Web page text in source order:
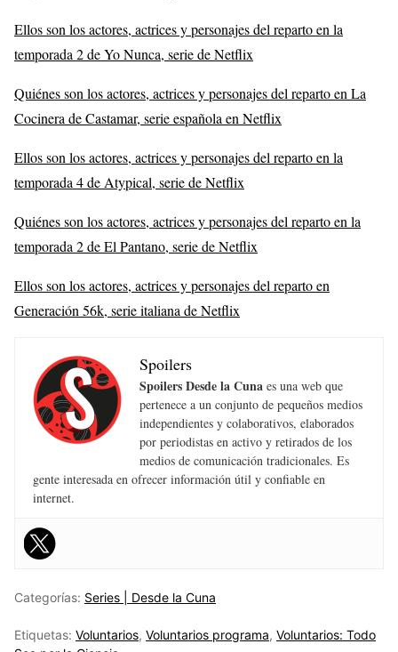
Ellos son los actores, actrices y personajes del reparto en la
temporada 2 de Yo Nunca, serie de Netflix
Quiénes son los actores, actrices y personajes del reparto en La
Cocinera de Castamar, serie española en Netflix
Ellos son los actores, actrices y personajes del reparto en la
temporada 4 de Atypical, serie de Netflix
Quiénes son los actores, actrices y personajes del reparto en la
temporada 2 de El Pantano, serie de Netflix
Ellos son los actores, actrices y personajes del reparto en
Generación 56k, serie italiana de Netflix
Spoilers
Spoilers Desde la Cuna es una web que
pertenece a un conjunto de pequeños medios
independientes y colaborativos, elaborados
por periodistas en activo y retirados de los
medios de comunicación tradicionales. Es
gente interesada en ofrecer información útil y confiable en
internet.
Categorías: Series | Desde la Cuna
Etiquetas: Voluntarios, Voluntarios programa, Voluntarios: Todo